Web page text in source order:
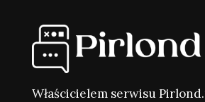
Właścicielem serwisu